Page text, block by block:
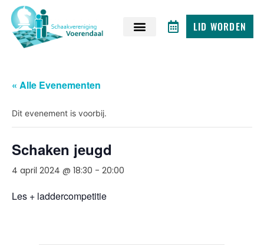
LID WORDEN
« Alle Evenementen
Dit evenement is voorbij.
Schaken jeugd
4 april 2024 @ 18:30 - 20:00
Les + laddercompetitie